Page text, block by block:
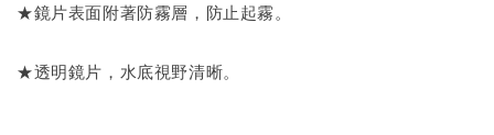
★鏡片表面附著防霧層，防止起霧。
★透明鏡片，水底視野清晰。